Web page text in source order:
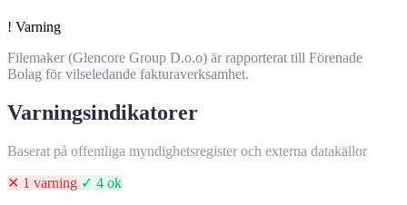
! Varning
Filemaker (Glencore Group D.o.o) är rapporterat till Förenade
Bolag för vilseledande fakturaverksamhet.
Varningsindikatorer
Baserat på offentliga myndighetsregister och externa datakällor
✕ 1 varning ✓ 4 ok